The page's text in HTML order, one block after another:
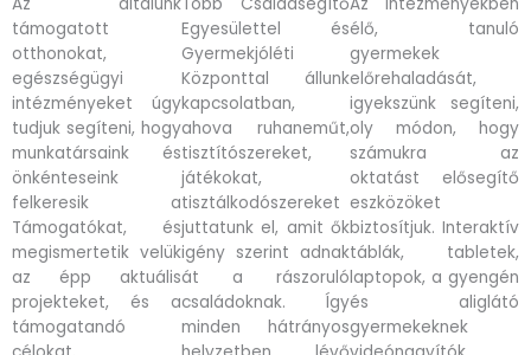
támogatott
otthonokat,
egészségügyi
intézményeket úgy
tudjuk segíteni, hogy
munkatársaink és
önkénteseink
felkeresik a
Támogatókat, és
megismertetik velük
az épp aktuális
projekteket, és a
támogatandó
Egyesülettel és
Gyermekjóléti
Központtal állunk
kapcsolatban,
ahova ruhaneműt,
tisztítószereket,
játékokat,
tisztálkodószereket
juttatunk el, amit ők
igény szerint adnak
át a rászoruló
családoknak. Így
minden hátrányos
élő, tanuló
gyermekek
előrehaladását,
igyekszünk segíteni,
oly módon, hogy
számukra az
oktatást elősegítő
eszközöket
biztosítjuk. Interaktív
táblák, tabletek,
laptopok, a gyengén
és aliglátó
gyermekeknek